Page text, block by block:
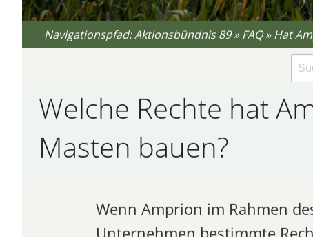
Navigationspfad:Aktionsbündnis 89»FAQ»Hat
Welche Rechte hat
Masten bauen?
Wenn Amprion im Rahmen